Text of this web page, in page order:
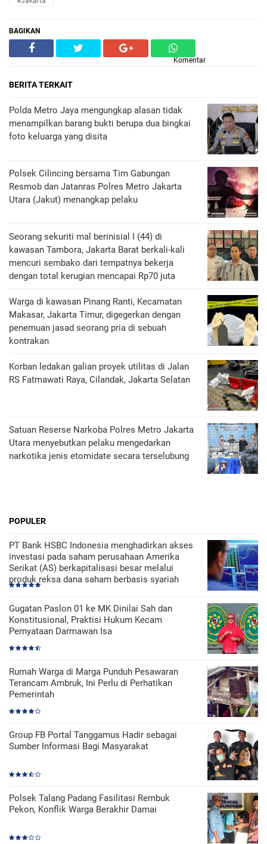
BAGIKAN
Komentar
BERITA TERKAIT
Polda Metro Jaya mengungkap alasan tidak
menampilkan barang bukti berupa dua bingkai
foto keluarga yang disita
Polsek Cilincing bersama Tim Gabungan
Resmob dan Jatanras Polres Metro Jakarta
Utara (Jakut) menangkap pelaku
Seorang sekuriti mal berinisial I (44) di
kawasan Tambora, Jakarta Barat berkali-kali
mencuri sembako dari tempatnya bekerja
dengan total kerugian mencapai Rp70 juta
Warga di kawasan Pinang Ranti, Kecamatan
Makasar, Jakarta Timur, digegerkan dengan
penemuan jasad seorang pria di sebuah
kontrakan
Korban ledakan galian proyek utilitas di Jalan
RS Fatmawati Raya, Cilandak, Jakarta Selatan
Satuan Reserse Narkoba Polres Metro Jakarta
Utara menyebutkan pelaku mengedarkan
narkotika jenis etomidate secara terselubung
POPULER
PT Bank HSBC Indonesia menghadirkan akses
investasi pada saham perusahaan Amerika
Serikat (AS) berkapitalisasi besar melalui
produk reksa dana saham berbasis syariah
Gugatan Paslon 01 ke MK Dinilai Sah dan
Konstitusional, Praktisi Hukum Kecam
Pernyataan Darmawan Isa
Rumah Warga di Marga Punduh Pesawaran
Terancam Ambruk, Ini Perlu di Perhatikan
Pemerintah
Group FB Portal Tanggamus Hadir sebagai
Sumber Informasi Bagi Masyarakat
Polsek Talang Padang Fasilitasi Rembuk
Pekon, Konflik Warga Berakhir Damai